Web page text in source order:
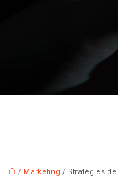
/ Marketing / Stratégies